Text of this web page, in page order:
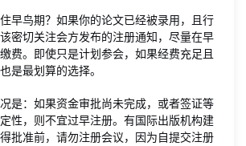
早鸟期？如果你的论文已经被录用，且行
密切关注会方发布的注册通知，尽量在早
费。即使只是计划参会，如果经费充足且
是最划算的选择。
是：如果资金审批尚未完成，或者签证等
性，则不宜过早注册。有国际出版机构建
批准前，请勿注册会议，因为自提交注册